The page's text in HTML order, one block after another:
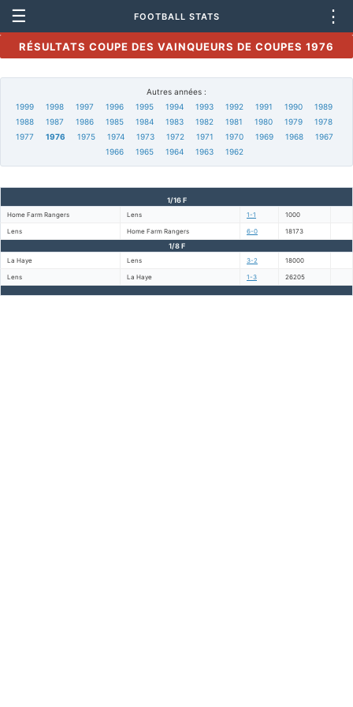
☰ FOOTBALL STATS ⋮
RÉSULTATS COUPE DES VAINQUEURS DE COUPES 1976
Autres années :
1999
1998 1997 1996 1995 1994 1993 1992 1991 1990
1989
1988
1987 1986 1985 1984 1983 1982 1981 1980 1979
1978
1977
1976 1975 1974 1973 1972 1971 1970 1969 1968
1967
1966
1965 1964 1963 1962
1/16 F
Home Farm Rangers Lens 1-1 1000
Lens Home Farm Rangers 6-0 18173
1/8 F
La Haye Lens 3-2 18000
Lens La Haye 1-3 26205